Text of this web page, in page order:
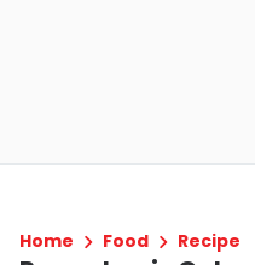
Home Food Recipe